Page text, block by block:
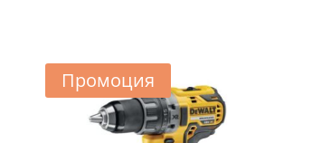
Промоция